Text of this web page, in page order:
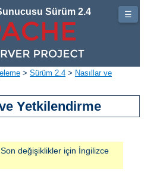
Sürüm 2.4
> Sürüm 2.4 > Nasıllar ve
Yetkilendirme
değişiklikler için İngilizce
☰